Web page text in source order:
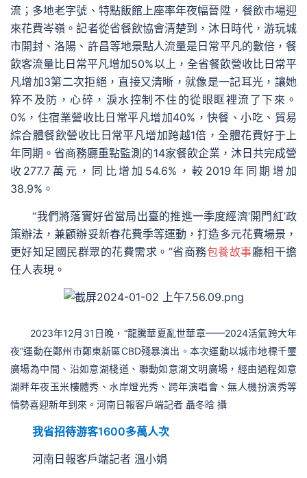
流；多地老字號、特點飯館上座率年夜幅晉陞，餐飲市場迎
來花費岑嶺。記者從省餐飲協會清楚到，沐日時代，游玩城
市開封、洛陽、許昌等地景點人流量是日常平凡的數倍，餐
飲客流量比日常平凡增加50%以上，全省餐飲營收比日常平
凡增加3第二次拒絕，直接又清晰，就像是一記耳光，讓她
猝不及防，心碎，淚水控制不住的從眼眶裡流了下來。
0%，住宿業營收比日常平凡增加40%，快餐、小吃、貿易
綜合體餐飲營收比日常平凡增加跨越1倍，全體花費好于上
年同期。省商務廳重點監測的14家餐飲企業，沐日共完成營
收277.7萬元，同比增加54.6%，較2019年同期增加
38.9%。
“我們將落實好省當局出臺的推進一季度經濟‘開門紅’政
策辦法，兼顧辦妥新春花費季等運動，打造多元花費場景，
更好知足國民群眾的花費需求。”省商務包養故事廳相干擔
任人表現。
2023年12月31日晚，“龍騰華夏亂世華章——2024活氣跨大年
夜”運動在鄭州市鄭東新區CBD殘暴演出。本次運動以城市地標千璽
廣場為中間、沿如意湖棧道、聯動如意湖文明廣場，經由過程如意
湖畔年夜玉米樓體秀、水岸燈光秀、跨年演唱會、無人機扮演秀等
情勢喜迎新年到來。河南日報客戶端記者 聶冬晗 攝
我省招待游客1600多萬人次
河南日報客戶端記者 溫小娟